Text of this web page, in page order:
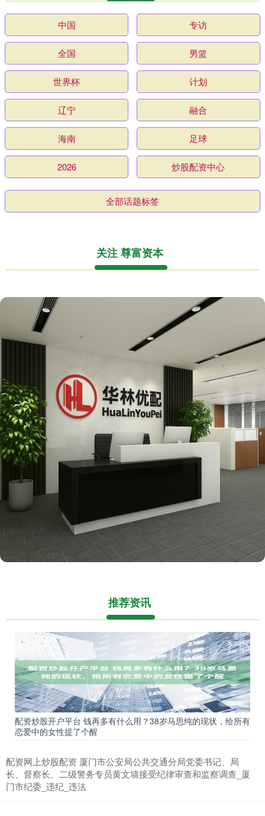
中国 专访
全国 男篮
世界杯 计划
辽宁 融合
海南 足球
2026 炒股配资中心
全部话题标签
关注 尊富资本
推荐资讯
配资炒股开户平台 钱再多有什么用？38岁马思纯的现状，给所有
恋爱中的女性提了个醒
配资网上炒股配资 厦门市公安局公共交通分局党委书记、局
长、督察长、二级警务专员黄文墙接受纪律审查和监察调查_厦
门市纪委_违纪_违法